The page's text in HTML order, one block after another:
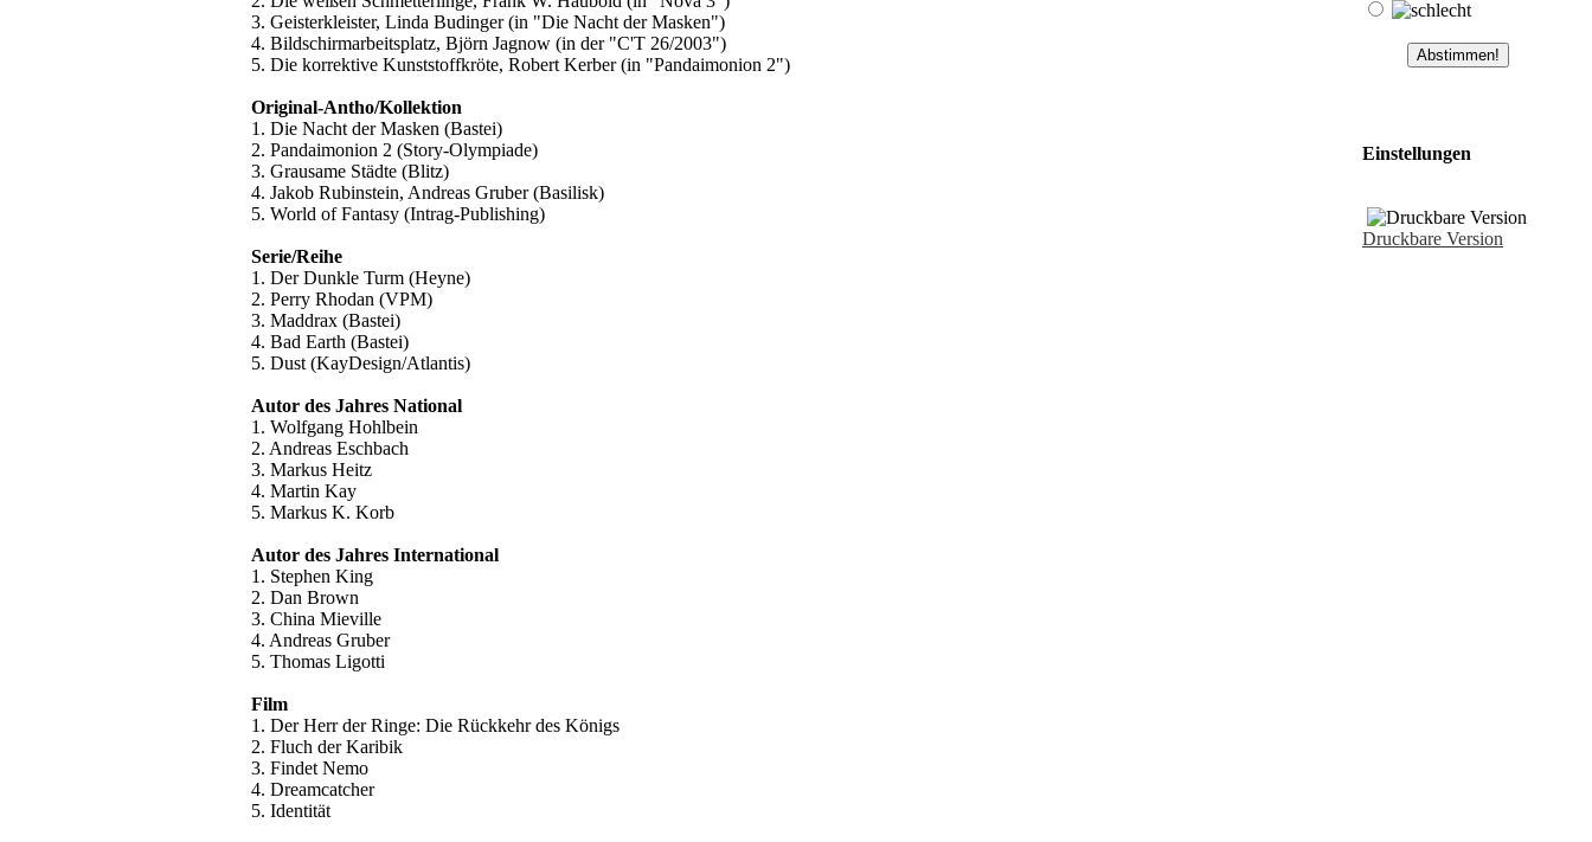
3. Geisterkleister, Linda Budinger (in "Die Nacht der Masken")
4. Bildschirmarbeitsplatz, Björn Jagnow (in der "C'T 26/2003")
5. Die korrektive Kunststoffkröte, Robert Kerber (in "Pandaimonion 2")
Original-Antho/Kollektion
1. Die Nacht der Masken (Bastei)
2. Pandaimonion 2 (Story-Olympiade)
3. Grausame Städte (Blitz)
4. Jakob Rubinstein, Andreas Gruber (Basilisk)
5. World of Fantasy (Intrag-Publishing)
Serie/Reihe
1. Der Dunkle Turm (Heyne)
2. Perry Rhodan (VPM)
3. Maddrax (Bastei)
4. Bad Earth (Bastei)
5. Dust (KayDesign/Atlantis)
Autor des Jahres National
1. Wolfgang Hohlbein
2. Andreas Eschbach
3. Markus Heitz
4. Martin Kay
5. Markus K. Korb
Autor des Jahres International
1. Stephen King
2. Dan Brown
3. China Mieville
4. Andreas Gruber
5. Thomas Ligotti
Film
1. Der Herr der Ringe: Die Rückkehr des Königs
2. Fluch der Karibik
3. Findet Nemo
4. Dreamcatcher
5. Identität
Einstellungen
Druckbare Version